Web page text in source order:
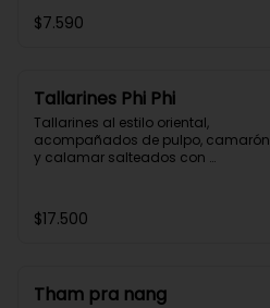
$7.590
Tallarines Phi Phi
Tallarines al estilo oriental,
acompañados de pulpo, camarón
y calamar salteados con
$17.500
Tham pra nang